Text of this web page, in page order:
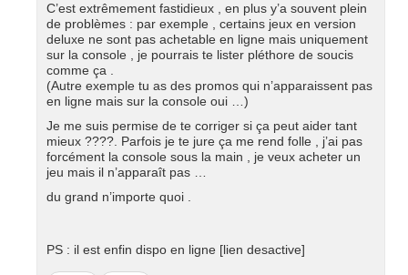
C’est extrêmement fastidieux , en plus y’a souvent plein
de problèmes : par exemple , certains jeux en version
deluxe ne sont pas achetable en ligne mais uniquement
sur la console , je pourrais te lister pléthore de soucis
comme ça .
(Autre exemple tu as des promos qui n’apparaissent pas
en ligne mais sur la console oui …)
Je me suis permise de te corriger si ça peut aider tant
mieux ????. Parfois je te jure ça me rend folle , j’ai pas
forcément la console sous la main , je veux acheter un
jeu mais il n’apparaît pas …
du grand n’importe quoi .
PS : il est enfin dispo en ligne [lien desactive]